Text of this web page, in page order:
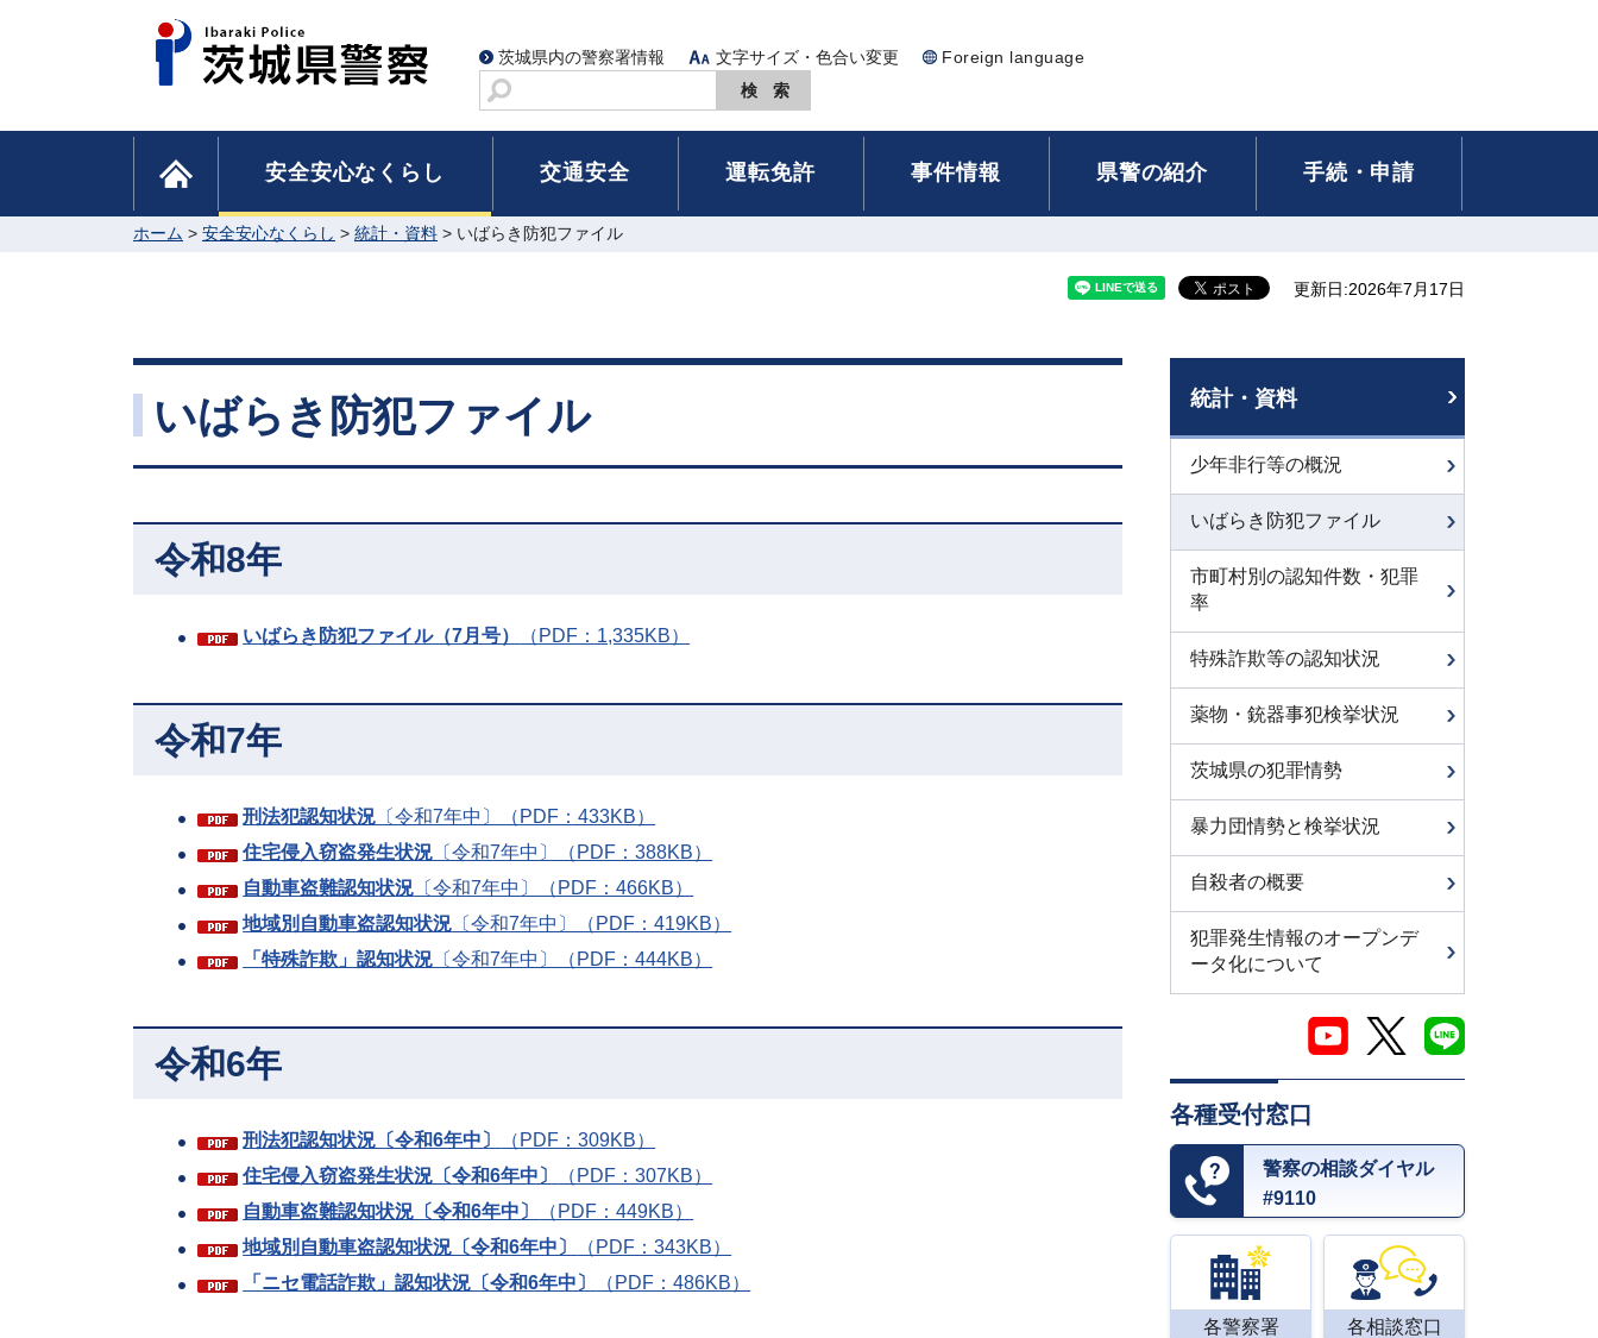
茨城県内の警察署情報 文字サイズ・色合い変更
Foreign language
サ
索
home 安全安心なくらし 交通安全 運転免許 事件情報 県警の紹介 手続・申請
ホーム > 安全安心なくらし > 統計・資料 > いばらき防犯ファイル
更新日:2026年7月17日
いばらき防犯ファイル
令和8年
いばらき防犯ファイル（7月号） （PDF：1,335KB）
令和7年
刑法犯認知状況 〔令和7年中〕（PDF：433KB）
住宅侵入窃盗発生状況 〔令和7年中〕（PDF：388KB）
自動車盗難認知状況 〔令和7年中〕（PDF：466KB）
地域別自動車盗認知状況 〔令和7年中〕（PDF：419KB）
「特殊詐欺」認知状況 〔令和7年中〕（PDF：444KB）
令和6年
刑法犯認知状況〔令和6年中〕
（PDF：309KB）
住宅侵入窃盗発生状況〔令和6年中〕
（PDF：307KB）
自動車盗難認知状況〔令和6年中〕
（PDF：449KB）
地域別自動車盗認知状況〔令和6年中〕
（PDF：343KB）
「ニセ電話詐欺」認知状況〔令和6年中〕
（PDF：486KB）
統計・資料
少年非行等の概況
いばらき防犯ファイル
市町村別の認知件数・犯罪
率
特殊詐欺等の認知状況
薬物・銃器事犯検挙状況
茨城県の犯罪情勢
暴力団情勢と検挙状況
自殺者の概要
犯罪発生情報のオープンデ
ータ化について
各種受付窓口
警察の相談ダイヤル
#9110
各警察署 各相談窓口